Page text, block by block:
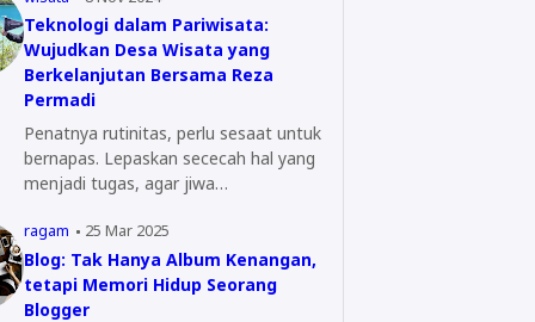
Teknologi dalam Pariwisata:
Wujudkan Desa Wisata yang
Berkelanjutan Bersama Reza
Permadi
Penatnya rutinitas, perlu sesaat untuk
bernapas. Lepaskan sececah hal yang
menjadi tugas, agar jiwa…
ragam 25 Mar 2025
Blog: Tak Hanya Album Kenangan,
tetapi Memori Hidup Seorang
Blogger